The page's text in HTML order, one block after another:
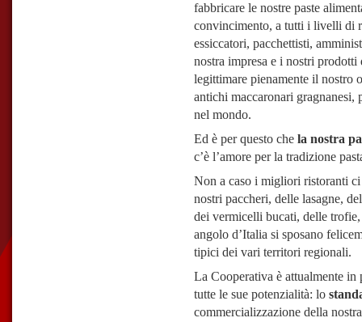
fabbricare le nostre paste
convincimento, a tutti i livelli di
essiccatori, pacchettisti,
nostra impresa e i nostri prodotti
legittimare pienamente il nostro
antichi maccaronari gragnanesi,
nel mondo.
Ed è per questo chela nostra
c’è l’amore per la tradizione
Non a caso i migliori ristoranti ci
nostri paccheri, delle lasagne,
dei vermicelli bucati, delle
angolo d’Italia si sposano
tipici dei vari territori regionali.
La Cooperativa è attualmente in
tutte le sue potenzialità: lo
commercializzazione della nostra